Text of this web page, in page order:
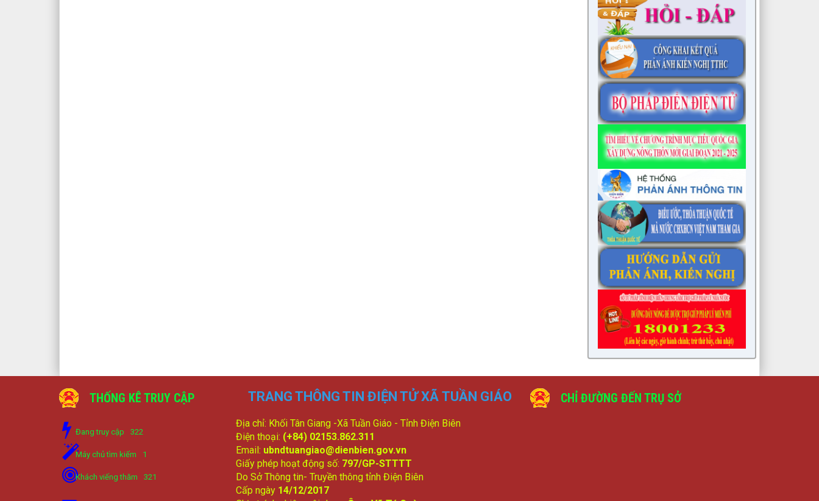
THỐNG KÊ TRUY CẬP
Đang truy cập 322
Máy chủ tìm kiếm 1
Khách viếng thăm 321
TRANG THÔNG TIN ĐIỆN TỬ XÃ TUẦN GIÁO
Địa chỉ: Khối Tân Giang -Xã Tuần Giáo - Tỉnh Điện Biên
Điện thoại: (+84) 02153.862.311
Email: ubndtuangiao@dienbien.gov.vn
Giấy phép hoạt động số: 797/GP-STTTT
Do Sở Thông tin- Truyền thông tỉnh Điện Biên
Cấp ngày 14/12/2017
CHỈ ĐƯỜNG ĐẾN TRỤ SỞ